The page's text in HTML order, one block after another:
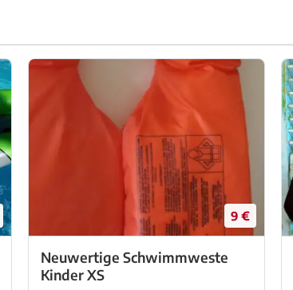
9 €
Neuwertige Schwimmweste
Kinder XS